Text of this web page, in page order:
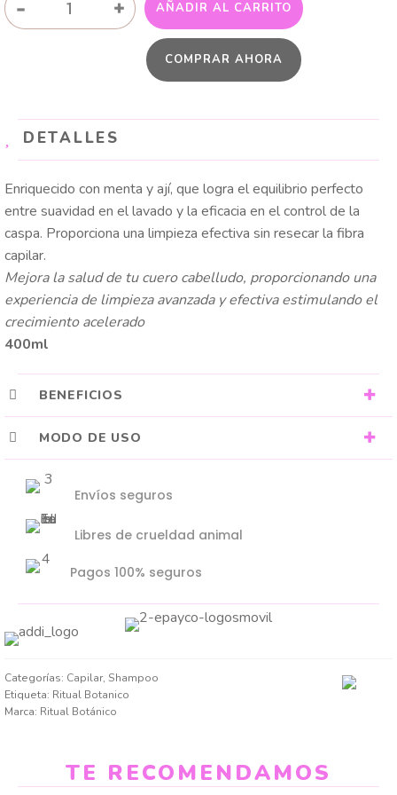
-
CONTROL
AJÍ
+ AÑADIR AL CARRITO
COMPRAR AHORA
DETALLES
Enriquecido con menta y ají, que logra el equilibrio perfecto
entre suavidad en el lavado y la eficacia en el control de la
caspa. Proporciona una limpieza efectiva sin resecar la fibra
capilar.
Mejora la salud de tu cuero cabelludo, proporcionando una
experiencia de limpieza avanzada y efectiva estimulando el
crecimiento acelerado
400ml
BENEFICIOS
MODO DE USO
Envíos seguros
Libres de crueldad animal
Pagos 100% seguros
Categorías: Capilar, Shampoo
Etiqueta: Ritual Botanico
Marca: Ritual Botánico
TE RECOMENDAMOS